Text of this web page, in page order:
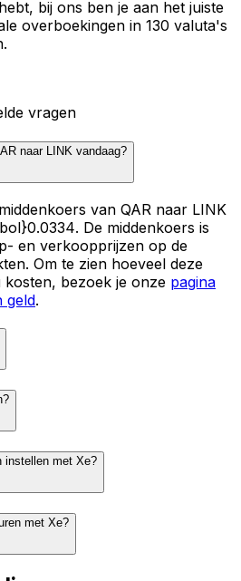
bij ons ben je aan het juiste
overboekingen in 130 valuta's
vragen
naar LINK vandaag?
van QAR naar LINK
en verkoopprijzen op de
Om te zien hoeveel deze
bezoek je onze pagina
geld.
instellen met Xe?
met Xe?